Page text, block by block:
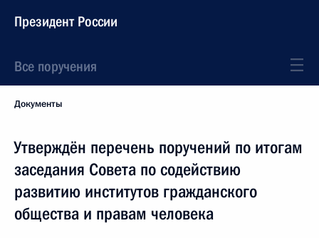
Президент России
Все поручения
Документы
Утверждён перечень поручений по итогам
заседания Совета по содействию
развитию институтов гражданского
общества и правам человека